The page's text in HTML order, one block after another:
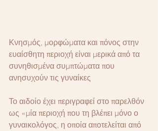
Κνησμός, μορφώματα και πόνος στην
ευαίσθητη περιοχή είναι μερικά από τα
συνηθισμένα συμπτώματα που
ανησυχούν τις γυναίκες
Το αιδοίο έχει περιγραφεί στο παρελθόν
ως «μία περιοχή που τη βλέπει μόνο ο
γυναικολόγος, η οποία αποτελείται από